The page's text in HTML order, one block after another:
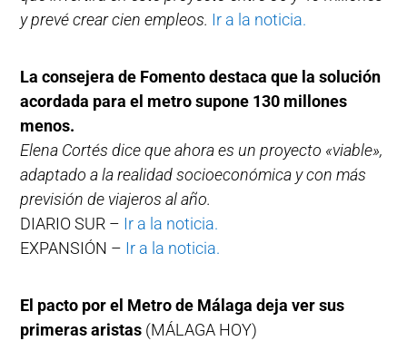
y prevé crear cien empleos. Ir a la noticia.
La consejera de Fomento destaca que la solución
acordada para el metro supone 130 millones
menos.
Elena Cortés dice que ahora es un proyecto «viable»,
adaptado a la realidad socioeconómica y con más
previsión de viajeros al año.
DIARIO SUR – Ir a la noticia.
EXPANSIÓN – Ir a la noticia.
El pacto por el Metro de Málaga deja ver sus
primeras aristas (MÁLAGA HOY)